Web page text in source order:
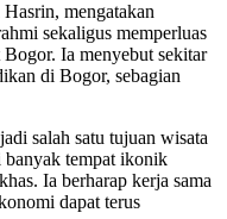
mengatakan
sekaligus memperluas
Ia menyebut sekitar
di Bogor, sebagian
salah satu tujuan wisata
tempat ikonik
Ia berharap kerja sama
dapat terus